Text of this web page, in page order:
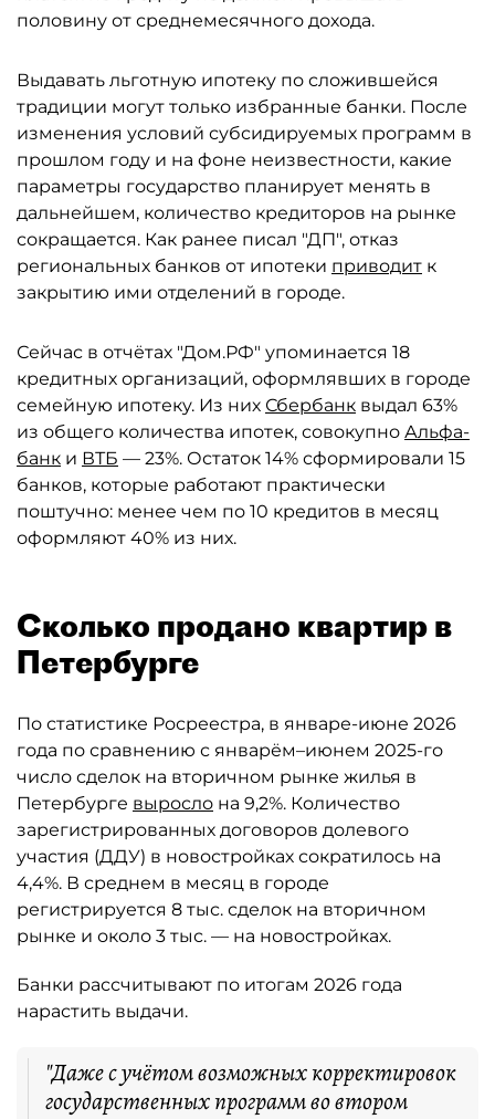
половину от среднемесячного дохода.
Выдавать льготную ипотеку по сложившейся
традиции могут только избранные банки. После
изменения условий субсидируемых программ в
прошлом году и на фоне неизвестности, какие
параметры государство планирует менять в
дальнейшем, количество кредиторов на рынке
сокращается. Как ранее писал "ДП", отказ
региональных банков от ипотеки приводит к
закрытию ими отделений в городе.
Сейчас в отчётах "Дом.РФ" упоминается 18
кредитных организаций, оформлявших в городе
семейную ипотеку. Из них Сбербанк выдал 63%
из общего количества ипотек, совокупно Альфа-
банк и ВТБ — 23%. Остаток 14% сформировали 15
банков, которые работают практически
поштучно: менее чем по 10 кредитов в месяц
оформляют 40% из них.
Сколько продано квартир в
Петербурге
По статистике Росреестра, в январе-июне 2026
года по сравнению с январём–июнем 2025-го
число сделок на вторичном рынке жилья в
Петербурге выросло на 9,2%. Количество
зарегистрированных договоров долевого
участия (ДДУ) в новостройках сократилось на
4,4%. В среднем в месяц в городе
регистрируется 8 тыс. сделок на вторичном
рынке и около 3 тыс. — на новостройках.
Банки рассчитывают по итогам 2026 года
нарастить выдачи.
"Даже с учётом возможных корректировок
государственных программ во втором